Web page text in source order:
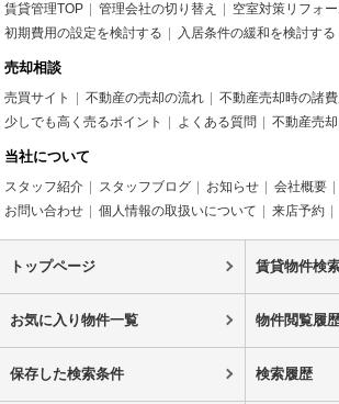
賃貸管理TOP 管理会社の切り替え
空室対策リフォ
初期費用の設定を検討する
入居条件の緩和を検討する
売却相談
売買サイト 不動産の売却の流れ
不動産売却時の諸費
少しでも高く売るポイント
よくある質問 不動産売
当社について
スタッフ紹介 スタッフブログ お知らせ 会社概要
お問い合わせ
個人情報の取扱いについて 来店予約
トップページ 賃貸物件検
お気に入り物件一覧 物件閲覧履
保存した検索条件 検索履歴